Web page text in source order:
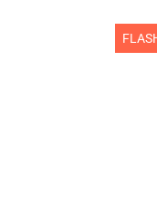
apropiații „la revedere”